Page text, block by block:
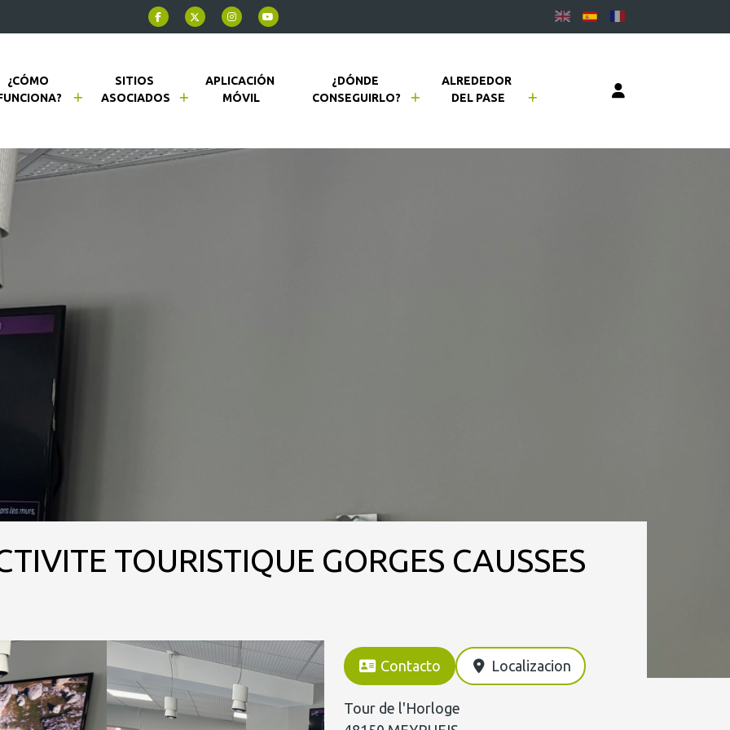
¿CÓMO
SITIOS
ASOCIADOS
APLICACIÓN
MÓVIL
¿DÓNDE
CONSEGUIRLO?
ALREDEDOR
DEL PASE
TOURISTIQUE GORGES CAUSSES
Contacto Localizacion
Tour de l'Horloge